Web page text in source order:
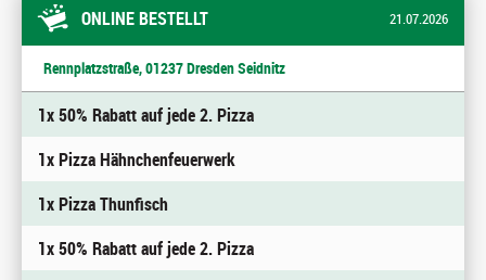
ONLINE BESTELLT 21.07.2026
Rennplatzstraße, 01237 Dresden Seidnitz
1x 50% Rabatt auf jede 2. Pizza
1x Pizza Hähnchenfeuerwerk
1x Pizza Thunfisch
1x 50% Rabatt auf jede 2. Pizza